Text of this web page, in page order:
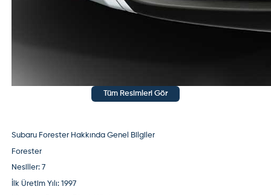
Tüm Resimleri Gör
Subaru Forester Hakkında Genel Bilgiler
Forester
Nesiller: 7
İlk Üretim Yılı: 1997